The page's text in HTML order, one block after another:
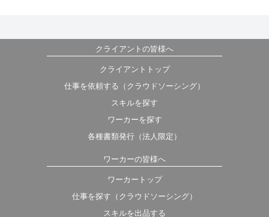
クライアントの皆様へ
クライアントトップ
仕事を依頼する（クラウドソーシング）
スキルを探す
ワーカーを探す
各種書類発行（法人限定）
ワーカーの皆様へ
ワーカートップ
仕事を探す（クラウドソーシング）
スキルを出品する